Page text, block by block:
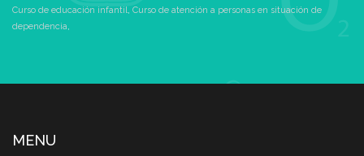
Curso de educación infantil, Curso de atención a personas en situación de
dependencia,
MENU